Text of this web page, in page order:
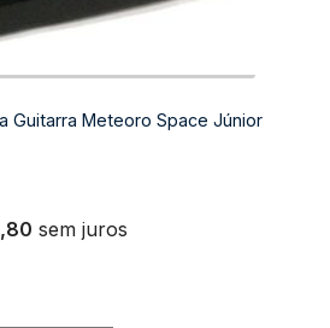
Guitarra Meteoro Space Júnior
sem juros